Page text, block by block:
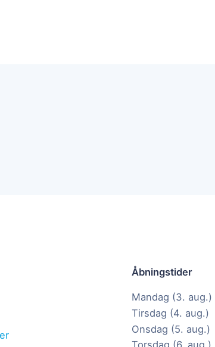
Åbningstider
Mandag (3. aug.)
Tirsdag (4. aug.)
Onsdag (5. aug.)